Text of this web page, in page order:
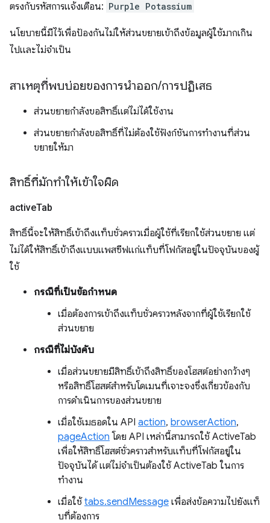
ตรงกับรหัสการแจ้งเตือน: Purple Potassium
นโยบายนี้มีไว้เพื่อป้องกันไม่ให้ส่วนขยายเข้าถึงข้อมูลผู้ใช้มากเกิน
ไปและไม่จำเป็น
สาเหตุที่พบบ่อยของการนำออก/การปฏิเสธ
ส่วนขยายกำลังขอสิทธิ์แต่ไม่ได้ใช้งาน
ส่วนขยายกำลังขอสิทธิ์ที่ไม่ต้องใช้ฟังก์ชันการทำงานที่ส่วน
ขยายให้มา
สิทธิ์ที่มักทำให้เข้าใจผิด
activeTab
สิทธิ์นี้จะให้สิทธิ์เข้าถึงแท็บชั่วคราวเมื่อผู้ใช้ที่เรียกใช้ส่วนขยาย แต่
ไม่ได้ให้สิทธิ์เข้าถึงแบบแพสซีฟแก่แท็บที่โฟกัสอยู่ในปัจจุบันของผู้
ใช้
กรณีที่เป็นข้อกำหนด
เมื่อต้องการเข้าถึงแท็บชั่วคราวหลังจากที่ผู้ใช้เรียกใช้
ส่วนขยาย
กรณีที่ไม่บังคับ
เมื่อส่วนขยายมีสิทธิ์เข้าถึงสิทธิ์ของโฮสต์อย่างกว้างๆ
หรือสิทธิ์โฮสต์สำหรับโดเมนที่เจาะจงซึ่งเกี่ยวข้องกับ
การดำเนินการของส่วนขยาย
เมื่อใช้เมธอดใน API action, browserAction,
pageAction โดย API เหล่านี้สามารถใช้ ActiveTab
เพื่อให้สิทธิ์โฮสต์ชั่วคราวสำหรับแท็บที่โฟกัสอยู่ใน
ปัจจุบันได้ แต่ไม่จำเป็นต้องใช้ ActiveTab ในการ
ทำงาน
เมื่อใช้ tabs.sendMessage เพื่อส่งข้อความไปยังแท็
บที่ต้องการ